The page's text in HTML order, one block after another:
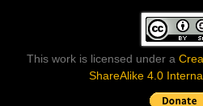
This work is licensed under a
ShareAlike 4.0